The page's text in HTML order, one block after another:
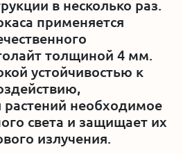
в несколько раз.
применяется
толщиной 4 мм.
устойчивостью к
растений необходимое
света и защищает их
излучения.